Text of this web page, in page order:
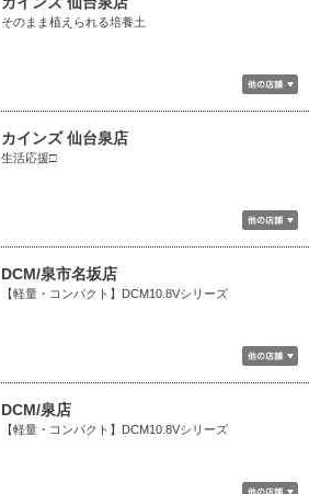
そのまま植えられる培養土
カインズ 仙台泉店
生活応援□
DCM/泉市名坂店
【軽量・コンパクト】DCM10.8Vシリーズ
DCM/泉店
【軽量・コンパクト】DCM10.8Vシリーズ